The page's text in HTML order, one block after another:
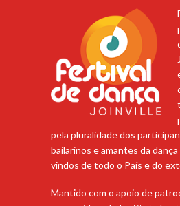
pela pluralidade dos
bailarinos e amantes da
vindos de todo o País e do
Mantido com o apoio de